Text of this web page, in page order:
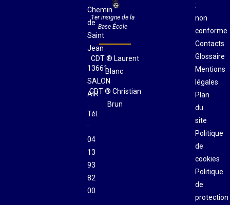
Chemin
de
Saint
Jean
13661
SALON
AIR
Tél.
:
04
13
93
82
00
1er insigne de la
Base École
CDT ® Laurent
Blanc
CDT ® Christian
Brun
:
non
conforme
Contacts
Glossaire
Mentions
légales
Plan
du
site
Politique
de
cookies
Politique
de
protection